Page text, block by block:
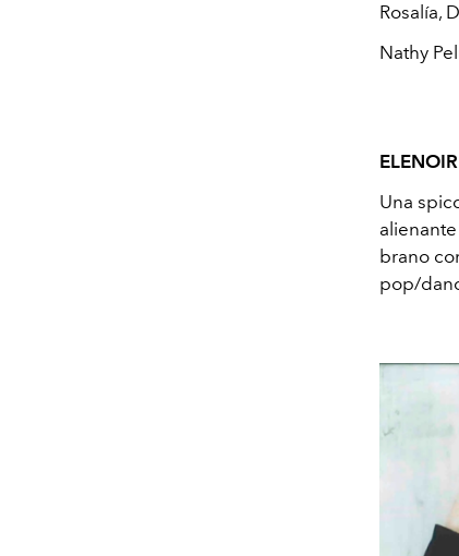
Rosalía,
Nathy
ELENOIR
Una
brano
pop/